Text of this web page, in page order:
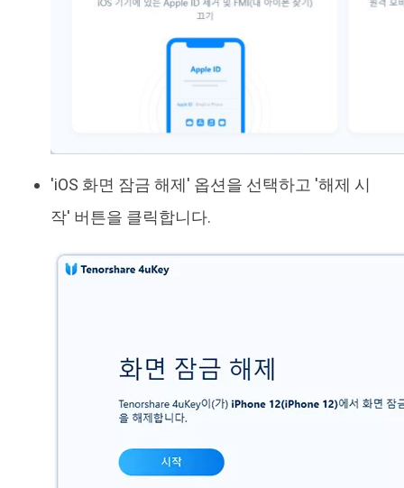
'iOS 화면 잠금 해제' 옵션을 선택하고 '해제 시
작' 버튼을 클릭합니다.